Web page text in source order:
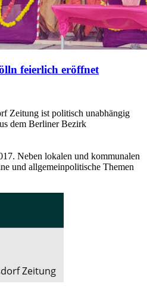
feierlich eröffnet
Zeitung ist politisch unabhängig
dem Berliner Bezirk
Neben lokalen und kommunalen
und allgemeinpolitische Themen